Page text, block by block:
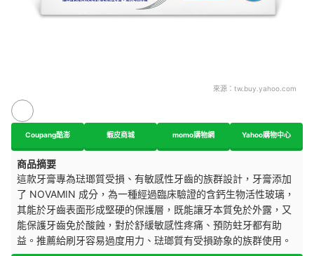
來源： tw.buy.yahoo.com
Coupang酷澎 蝦皮商城 momo購物網 Yahoo購物中心
商品摘要
這款牙膏專為琺瑯質受損、有敏感性牙齒的族群設計，牙膏添加
了 NOVAMIN 成分，為一種經過臨床驗證的含鈣生物活性玻璃，
其能於牙齒表面形成堅硬的保護層，既能讓牙本質免於外露，又
能保護牙齒免於酸蝕，對於舒緩敏感性疼痛、預防蛀牙都有助
益。推薦給刷牙容易過度用力、琺瑯質有受損跡象的族群使用。